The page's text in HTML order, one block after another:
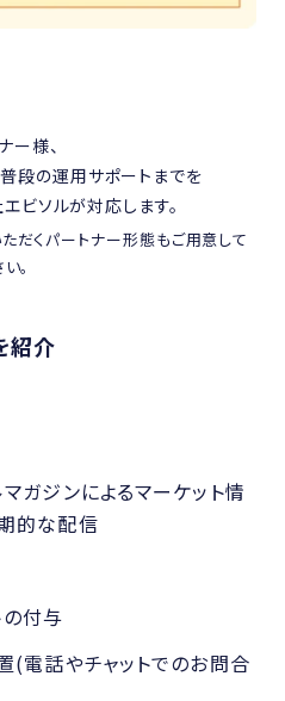
ー様、
段の運用サポートまでを
ビソルが対応します。
だくパートナー形態もご用意して
。
紹介
ガジンによるマーケット情
的な配信
の付与
(電話やチャットでのお問合